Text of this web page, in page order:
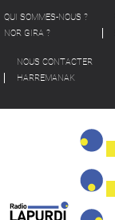
QUI SOMMES-NOUS ?
NOR GIRA ?
NOUS CONTACTER
HARREMANAK